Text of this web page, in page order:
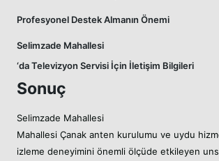
Profesyonel Destek Almanın Önemi
Selimzade Mahallesi
‘da Televizyon Servisi İçin İletişim Bilgileri
Sonuç
Selimzade Mahallesi
Mahallesi Çanak anten kurulumu ve uydu
izleme deneyimini önemli ölçüde etkileyen